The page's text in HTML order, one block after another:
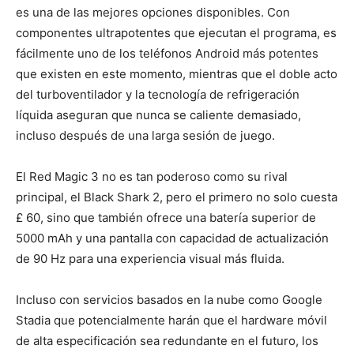
es una de las mejores opciones disponibles. Con
componentes ultrapotentes que ejecutan el programa, es
fácilmente uno de los teléfonos Android más potentes
que existen en este momento, mientras que el doble acto
del turboventilador y la tecnología de refrigeración
líquida aseguran que nunca se caliente demasiado,
incluso después de una larga sesión de juego.
El Red Magic 3 no es tan poderoso como su rival
principal, el Black Shark 2, pero el primero no solo cuesta
£ 60, sino que también ofrece una batería superior de
5000 mAh y una pantalla con capacidad de actualización
de 90 Hz para una experiencia visual más fluida.
Incluso con servicios basados ​​en la nube como Google
Stadia que potencialmente harán que el hardware móvil
de alta especificación sea redundante en el futuro, los